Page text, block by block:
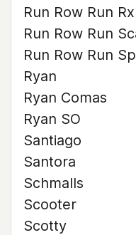
Run Row Run Rx
Run Row Run
Run Row Run
Ryan
Ryan Comas
Ryan SO
Santiago
Santora
Schmalls
Scooter
Scotty